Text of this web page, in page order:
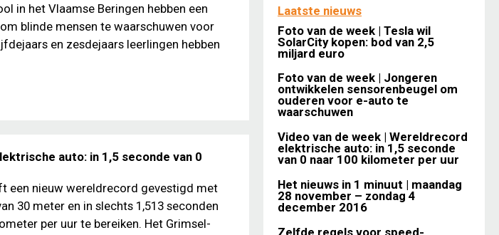
in het Vlaamse Beringen hebben een
blinde mensen te waarschuwen voor
en zesdejaars leerlingen hebben
auto: in 1,5 seconde van 0
een nieuw wereldrecord gevestigd met
30 meter en in slechts 1,513 seconden
per uur te bereiken. Het Grimsel-
Laatste nieuws
Foto van de week | Tesla wil
SolarCity kopen: bod van 2,5
miljard euro
Foto van de week | Jongeren
ontwikkelen sensorenbeugel om
ouderen voor e-auto te
waarschuwen
Video van de week | Wereldrecord
elektrische auto: in 1,5 seconde
van 0 naar 100 kilometer per uur
Het nieuws in 1 minuut | maandag
28 november – zondag 4
december 2016
Zelfde regels voor speed-